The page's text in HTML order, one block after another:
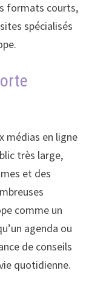
formats courts,
spécialisés
médias en ligne
très large,
et des
comme un
agenda ou
de conseils
quotidienne.